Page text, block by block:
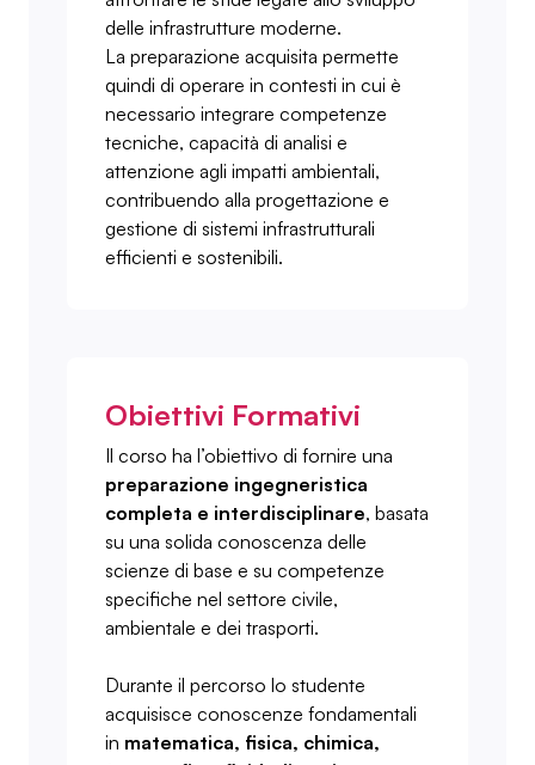
delle infrastrutture moderne.
La preparazione acquisita permette
quindi di operare in contesti in cui è
necessario integrare competenze
tecniche, capacità di analisi e
attenzione agli impatti ambientali,
contribuendo alla progettazione e
gestione di sistemi infrastrutturali
efficienti e sostenibili.
Obiettivi Formativi
Il corso ha l’obiettivo di fornire una
preparazione ingegneristica
completa e interdisciplinare, basata
su una solida conoscenza delle
scienze di base e su competenze
specifiche nel settore civile,
ambientale e dei trasporti.
Durante il percorso lo studente
acquisisce conoscenze fondamentali
in matematica, fisica, chimica,